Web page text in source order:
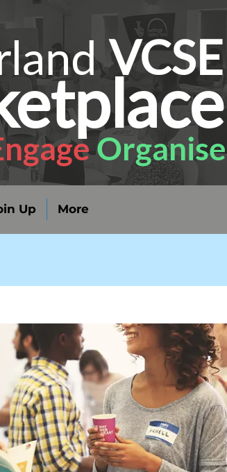
VCSE
Organise
Up More